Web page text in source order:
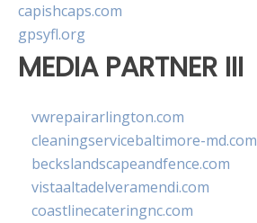
capishcaps.com
gpsyfl.org
MEDIA PARTNER III
vwrepairarlington.com
cleaningservicebaltimore-md.com
beckslandscapeandfence.com
vistaaltadelveramendi.com
coastlinecateringnc.com